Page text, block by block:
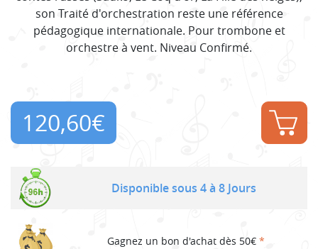
son Traité d'orchestration reste une référence
pédagogique internationale. Pour trombone et
orchestre à vent. Niveau Confirmé.
120,60€
Disponible sous 4 à 8 Jours
Gagnez un bon d'achat dès 50€ *